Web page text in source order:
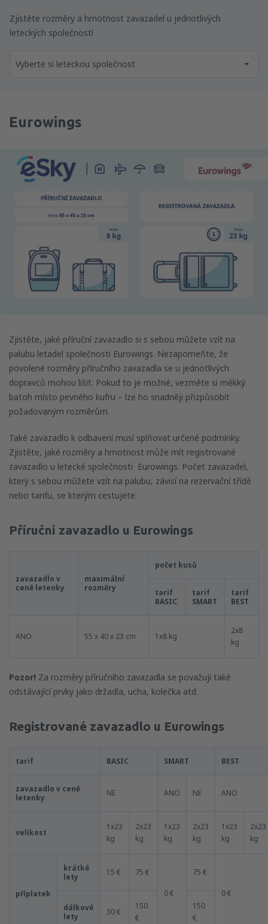
Zjistěte rozměry a hmotnost zavazadel u jednotlivých
leteckých společností
Vyberte si leteckou společnost
Eurowings
Zjistěte, jaké příruční zavazadlo si s sebou můžete vzít na
palubu letadel společnosti Eurowings. Nezapomeňte, že
povolené rozměry příručního zavazadla se u jednotlivých
dopravců mohou lišit. Pokud to je možné, vezměte si měkký
batoh místo pevného kufru – lze ho snadněji přizpůsobit
požadovaným rozměrům.
Také zavazadlo k odbavení musí splňovat určené podmínky.
Zjistěte, jaké rozměry a hmotnost může mít registrované
zavazadlo u letecké společnosti Eurowings. Počet zavazadel,
který s sebou můžete vzít na palubu, závisí na rezervační třídě
nebo tarifu, se kterým cestujete.
Příruční zavazadlo u Eurowings
zavazadlo v
ceně letenky
maximální
rozměry
počet kusů
tarif
BASIC
tarif
SMART
tarif
BEST
ANO 55 x 40 x 23 cm 1x8 kg
2x8
kg
Pozor! Za rozměry příručního zavazadla se považují také
odstávající prvky jako držadla, ucha, kolečka atd.
Registrované zavazadlo u Eurowings
tarif BASIC SMART BEST
zavazadlo v ceně
letenky
NE ANO NE ANO
velikost
1x23
kg
2x23
kg
1x23
kg
2x23
kg
1x23
kg
2x23
kg
příplatek
krátké
lety
15 € 75 €
0 €
75 €
0 €
dálkové
lety
30 €
150
€
150
€